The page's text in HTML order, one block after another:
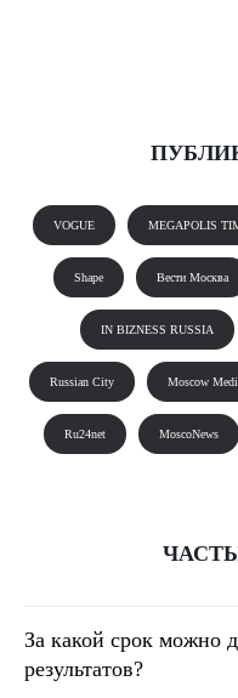
VOGUE MEGAPOLIS
Shape Вести Москва
IN BIZNESS RUSSIA
Russian City Moscow
Ru24net MoscoNews
За какой срок можно
результатов?